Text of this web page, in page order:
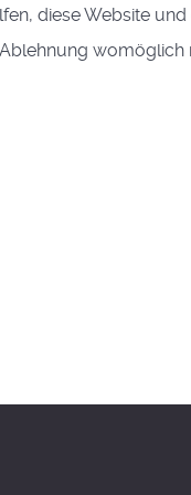
diese Website